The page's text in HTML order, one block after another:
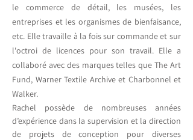
le commerce de détail, les musées, les
entreprises et les organismes de bienfaisance,
etc. Elle travaille à la fois sur commande et sur
l'octroi de licences pour son travail. Elle a
collaboré avec des marques telles que The Art
Fund, Warner Textile Archive et Charbonnel et
Walker.
Rachel possède de nombreuses années
d’expérience dans la supervision et la direction
de projets de conception pour diverses